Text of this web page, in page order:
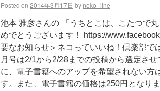
Posted on 2014年3月17日 by neko_iine
池本 雅彦さんの 「うちとこは、こたつで
めでとうございます！ https://
要なお知らせ＞ネコっていいね！倶楽部
月号は2/1から2/28までの投稿から選定さ
に、電子書籍へのアップを希望されない方
す。また、電子書籍の価格は250円となり